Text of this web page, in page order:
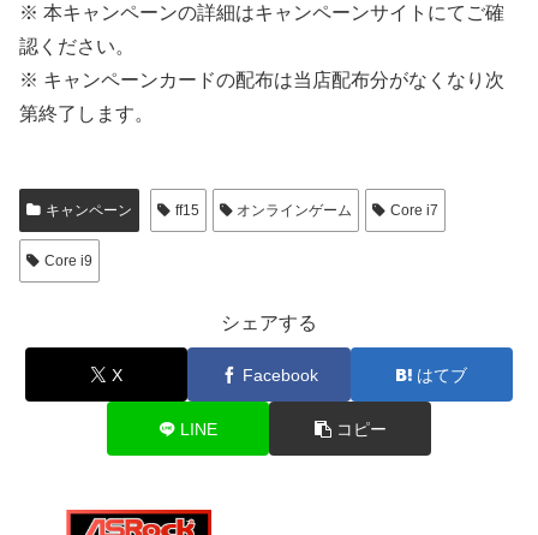
※ 本キャンペーンの詳細はキャンペーンサイトにてご確
認ください。
※ キャンペーンカードの配布は当店配布分がなくなり次
第終了します。
キャンペーン ff15 オンラインゲーム Core i7
Core i9
シェアする
X Facebook はてブ
LINE コピー